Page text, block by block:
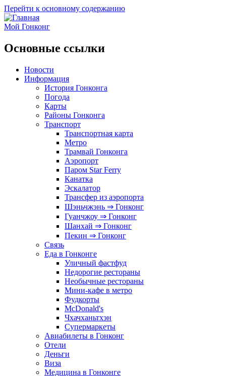
Перейти к основному содержанию
Мой Гонконг
Основные ссылки
Новости
Информация
История Гонконга
Погода
Карты
Районы Гонконга
Транспорт
Транспортная карта
Метро
Трамвай Гонконга
Аэропорт
Паром Star Ferry
Канатка
Эскалатор
Трансфер из аэропорта
Шэньчжэнь ⇒ Гонконг
Гуанчжоу ⇒ Гонконг
Шанхай ⇒ Гонконг
Пекин ⇒ Гонконг
Связь
Еда в Гонконге
Уличный фастфуд
Недорогие рестораны
Необычные рестораны
Мини-кафе в метро
Фудкорты
McDonald's
Чхачханьтхэн
Супермаркеты
Авиабилеты в Гонконг
Отели
Деньги
Виза
Медицина в Гонконге